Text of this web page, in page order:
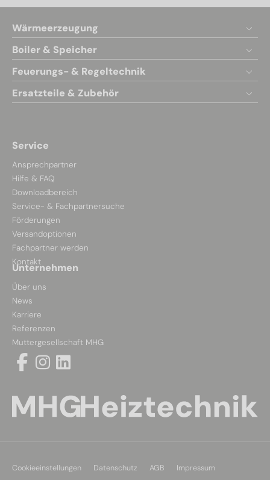
Wärmeerzeugung
Boiler & Speicher
Feuerungs- & Regeltechnik
Ersatzteile & Zubehör
Service
Ansprechpartner
Hilfe & FAQ
Downloadbereich
Service- & Fachpartnersuche
Förderungen
Versandoptionen
Fachpartner werden
Kontakt
Unternehmen
Über uns
News
Karriere
Referenzen
Muttergesellschaft MHG
Cookieeinstellungen Datenschutz AGB Impressum